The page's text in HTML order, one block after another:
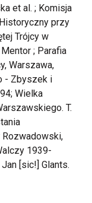
et al. ; Komisja
przy
Trójcy w
; Parafia
Warszawa,
- Zbyszek i
Wielka
T.
1939-
[sic!] Glants.